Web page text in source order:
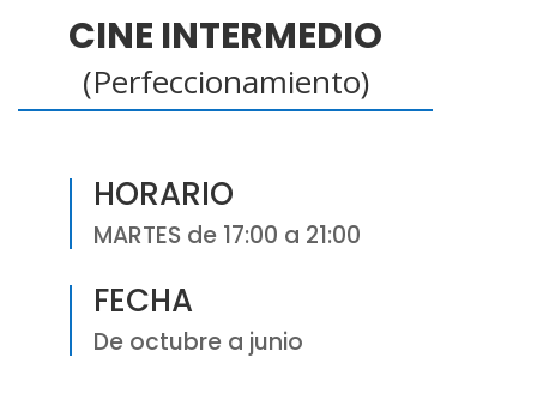
CINE INTERMEDIO
(Perfeccionamiento)
HORARIO
MARTES de 17:00 a 21:00
FECHA
De octubre a junio